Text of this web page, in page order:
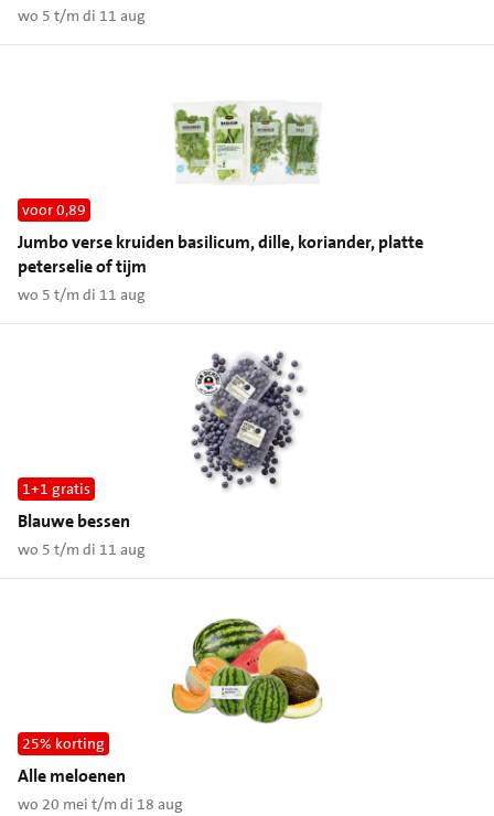
wo 5 t/m di 11 aug
voor 0,89
Jumbo verse kruiden basilicum, dille, koriander, platte
peterselie of tijm
wo 5 t/m di 11 aug
1+1 gratis
Blauwe bessen
wo 5 t/m di 11 aug
25% korting
Alle meloenen
wo 20 mei t/m di 18 aug